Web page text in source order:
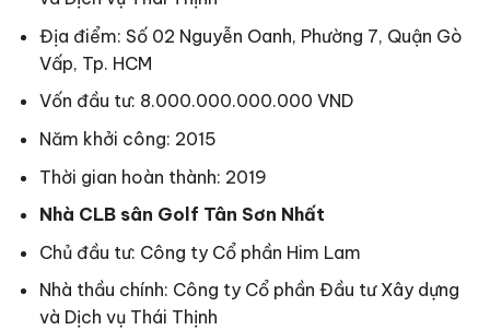
Địa điểm: Số 02 Nguyễn Oanh, Phường 7, Quận Gò
Vấp, Tp. HCM
Vốn đầu tư: 8.000.000.000.000 VND
Năm khởi công: 2015
Thời gian hoàn thành: 2019
Nhà CLB sân Golf Tân Sơn Nhất
Chủ đầu tư: Công ty Cổ phần Him Lam
Nhà thầu chính: Công ty Cổ phần Đầu tư Xây dựng
và Dịch vụ Thái Thịnh